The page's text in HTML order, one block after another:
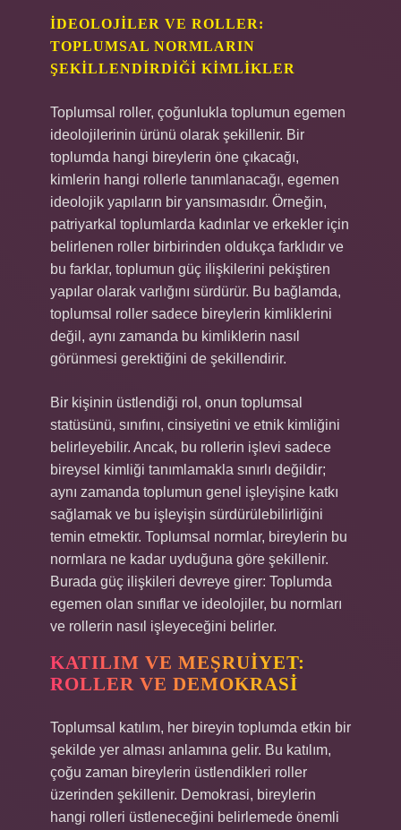
İDEOLOJILER VE ROLLER:
TOPLUMSAL NORMLARIN
ŞEKILLENDIRDIĞI KIMLIKLER
Toplumsal roller, çoğunlukla toplumun egemen
ideolojilerinin ürünü olarak şekillenir. Bir
toplumda hangi bireylerin öne çıkacağı,
kimlerin hangi rollerle tanımlanacağı, egemen
ideolojik yapıların bir yansımasıdır. Örneğin,
patriyarkal toplumlarda kadınlar ve erkekler için
belirlenen roller birbirinden oldukça farklıdır ve
bu farklar, toplumun güç ilişkilerini pekiştiren
yapılar olarak varlığını sürdürür. Bu bağlamda,
toplumsal roller sadece bireylerin kimliklerini
değil, aynı zamanda bu kimliklerin nasıl
görünmesi gerektiğini de şekillendirir.
Bir kişinin üstlendiği rol, onun toplumsal
statüsünü, sınıfını, cinsiyetini ve etnik kimliğini
belirleyebilir. Ancak, bu rollerin işlevi sadece
bireysel kimliği tanımlamakla sınırlı değildir;
aynı zamanda toplumun genel işleyişine katkı
sağlamak ve bu işleyişin sürdürülebilirliğini
temin etmektir. Toplumsal normlar, bireylerin bu
normlara ne kadar uyduğuna göre şekillenir.
Burada güç ilişkileri devreye girer: Toplumda
egemen olan sınıflar ve ideolojiler, bu normları
ve rollerin nasıl işleyeceğini belirler.
KATILIM VE MEŞRUIYET:
ROLLER VE DEMOKRASI
Toplumsal katılım, her bireyin toplumda etkin bir
şekilde yer alması anlamına gelir. Bu katılım,
çoğu zaman bireylerin üstlendikleri roller
üzerinden şekillenir. Demokrasi, bireylerin
hangi rolleri üstleneceğini belirlemede önemli